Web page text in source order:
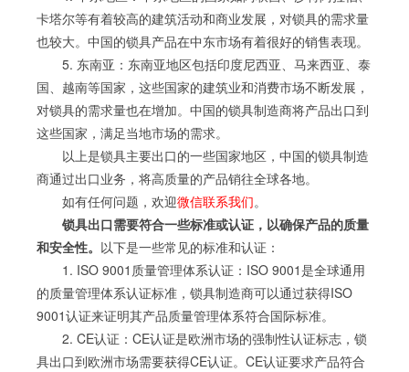
卡塔尔等有着较高的建筑活动和商业发展，对锁具的需求量
也较大。中国的锁具产品在中东市场有着很好的销售表现。
5. 东南亚：东南亚地区包括印度尼西亚、马来西亚、泰
国、越南等国家，这些国家的建筑业和消费市场不断发展，
对锁具的需求量也在增加。中国的锁具制造商将产品出口到
这些国家，满足当地市场的需求。
以上是锁具主要出口的一些国家地区，中国的锁具制造
商通过出口业务，将高质量的产品销往全球各地。
如有任何问题，欢迎微信联系我们。
锁具出口需要符合一些标准或认证，以确保产品的质量
和安全性。 以下是一些常见的标准和认证：
1. ISO 9001质量管理体系认证：ISO 9001是全球通用
的质量管理体系认证标准，锁具制造商可以通过获得ISO
9001认证来证明其产品质量管理体系符合国际标准。
2. CE认证：CE认证是欧洲市场的强制性认证标志，锁
具出口到欧洲市场需要获得CE认证。CE认证要求产品符合